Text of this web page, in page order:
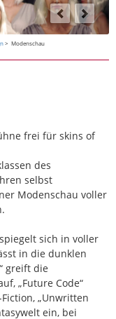
Modenschau
frei für skins of
des
selbst
Modenschau voller
sich in voller
in die dunklen
greift die
„Future Code“
„Unwritten
ein, bei